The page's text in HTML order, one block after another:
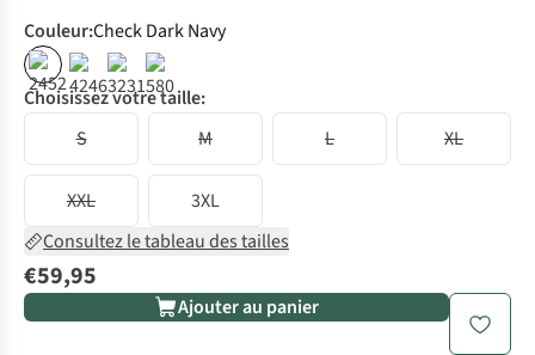
Couleur:Check Dark Navy
Choisissez votre taille:
S
M L XL
XXL
3XL
Consultez le tableau des tailles
€59,95
Ajouter au panier